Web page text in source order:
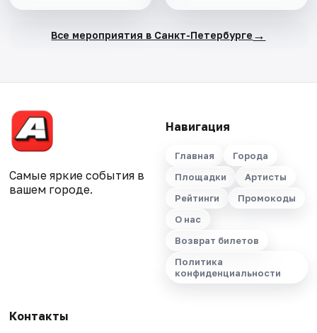
Все мероприятия в Санкт-Петербурге →
Самые яркие события в
вашем городе.
Навигация
Главная
Города
Площадки
Артисты
Рейтинги
Промокоды
О нас
Возврат билетов
Политика
конфиденциальности
Контакты